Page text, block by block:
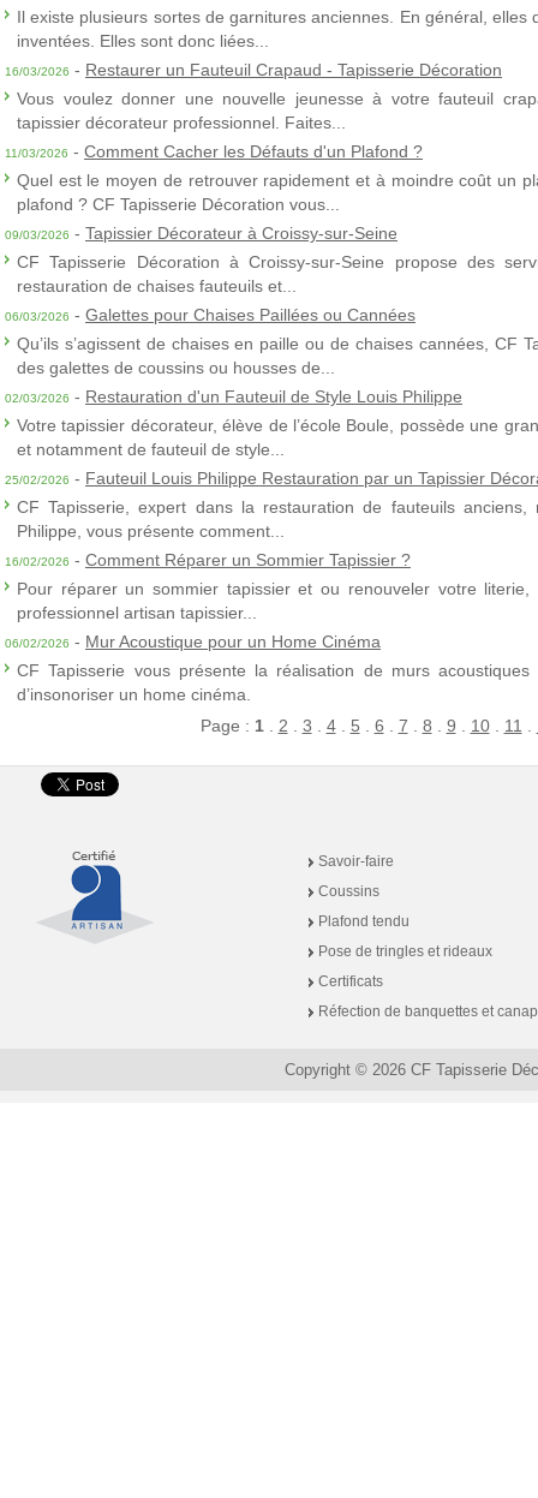
Il existe plusieurs sortes de garnitures anciennes. En général, elles
inventées. Elles sont donc liées...
16/03/2026 - Restaurer un Fauteuil Crapaud - Tapisserie Décoration
Vous voulez donner une nouvelle jeunesse à votre fauteuil
tapissier décorateur professionnel. Faites...
11/03/2026 - Comment Cacher les Défauts d'un Plafond ?
Quel est le moyen de retrouver rapidement et à moindre coût un
plafond ? CF Tapisserie Décoration vous...
09/03/2026 - Tapissier Décorateur à Croissy-sur-Seine
CF Tapisserie Décoration à Croissy-sur-Seine propose des
restauration de chaises fauteuils et...
06/03/2026 - Galettes pour Chaises Paillées ou Cannées
Qu’ils s’agissent de chaises en paille ou de chaises cannées, CF
des galettes de coussins ou housses de...
02/03/2026 - Restauration d'un Fauteuil de Style Louis Philippe
Votre tapissier décorateur, élève de l’école Boule, possède une
et notamment de fauteuil de style...
25/02/2026 - Fauteuil Louis Philippe Restauration par un Tapissier
CF Tapisserie, expert dans la restauration de fauteuils
Philippe, vous présente comment...
16/02/2026 - Comment Réparer un Sommier Tapissier ?
Pour réparer un sommier tapissier et ou renouveler votre
professionnel artisan tapissier...
06/02/2026 - Mur Acoustique pour un Home Cinéma
CF Tapisserie vous présente la réalisation de murs
d’insonoriser un home cinéma.
Page : 1. 2 3 4. 5 6 7 8 9 10. 11
Savoir-faire
Coussins
Plafond tendu
Pose de tringles et rideaux
Certificats
Réfection de banquettes et
Copyright © 2026 CF Tapisserie